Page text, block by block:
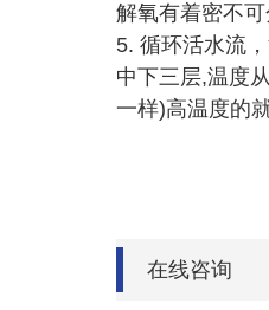
解氧有着密不
5. 循环活水流
中下三层,温度
一样)高温度的
在线咨询